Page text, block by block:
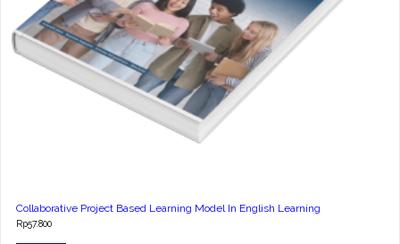
Collaborative Project Based Learning Model In English Learning
Rp57.800